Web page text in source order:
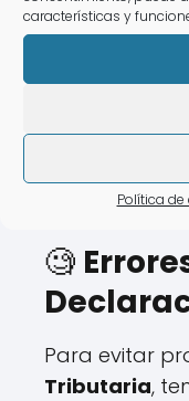
características y
Política de
❌ Tiempo de
💡 Con
tu
🧐
Para evitar
Tributaria,